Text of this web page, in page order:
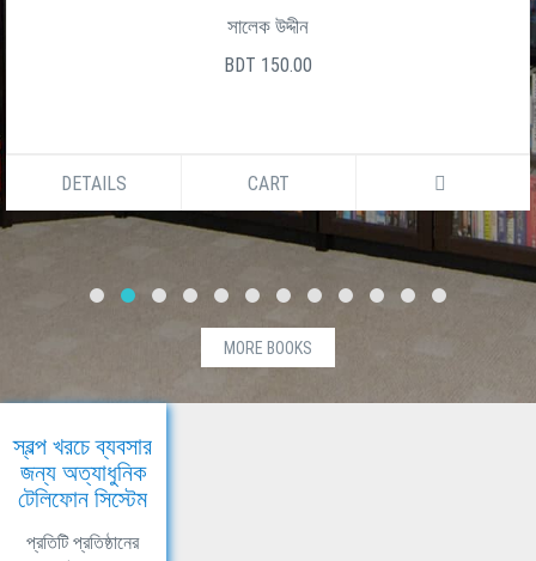
সালেক উদ্দীন
BDT 150.00
DETAILS CART
MORE BOOKS
স্বল্প খরচে ব্যবসার
জন্য অত্যাধুনিক
টেলিফোন সিস্টেম
প্রতিটি প্রতিষ্ঠানের